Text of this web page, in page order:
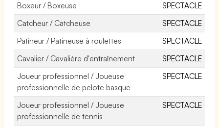
Boxeur / Boxeuse
SPECTACLE
Catcheur / Catcheuse
SPECTACLE
Patineur / Patineuse à roulettes
SPECTACLE
Cavalier / Cavalière d'entraînement
SPECTACLE
Joueur professionnel / Joueuse
professionnelle de pelote basque
SPECTACLE
Joueur professionnel / Joueuse
professionnelle de tennis
SPECTACLE